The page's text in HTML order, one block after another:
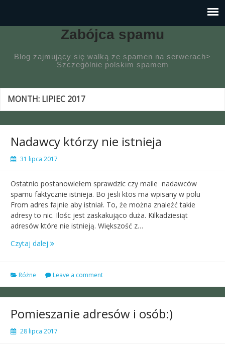
Zabójca spamu
Blog zajmujący się walką ze spamen na serwerach>
Szczególnie polskim spamem
MONTH: LIPIEC 2017
Nadawcy którzy nie istnieja
31 lipca 2017
Ostatnio postanowiełem sprawdzic czy maile nadawców
spamu faktycznie istnieja. Bo jesli ktos ma wpisany w polu
From adres fajnie aby istniał. To, że można znależć takie
adresy to nic. Ilośc jest zaskakująco duża. Kilkadziesiąt
adresów które nie istnieją. Większość z…
Czytaj dalej
Różne Leave a comment
Pomieszanie adresów i osób:)
28 lipca 2017